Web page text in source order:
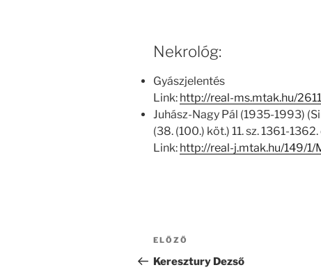
Nekrológ:
Gyászjelentés
Link: http://real-ms.mtak.hu/
Juhász-Nagy Pál (1935-1993)
(38. (100.) köt.) 11. sz. 1361-1362.
Link: http://real-j.mtak.hu/149/
Bejegyzés
navigáció
Korábbi
bejegyzés
ELŐZŐ
Keresztury Dezső